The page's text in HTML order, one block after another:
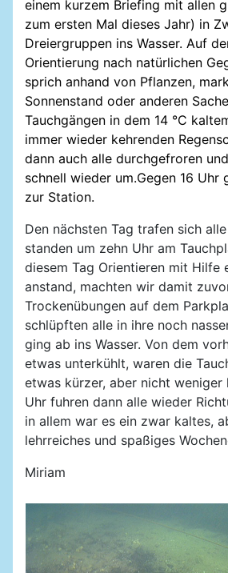
einem kurzem Briefing mit allen
zum ersten Mal dieses Jahr) in
Dreiergruppen ins Wasser. Auf
Orientierung nach natürlichen
sprich anhand von Pflanzen,
Sonnenstand oder anderen
Tauchgängen in dem 14 °C
immer wieder kehrenden
dann auch alle durchgefroren
schnell wieder um.Gegen 16 Uhr
zur Station.
Den nächsten Tag trafen sich
standen um zehn Uhr am
diesem Tag Orientieren mit Hilfe
anstand, machten wir damit
Trockenübungen auf dem
schlüpften alle in ihre noch
ging ab ins Wasser. Von dem
etwas unterkühlt, waren die
etwas kürzer, aber nicht weniger
Uhr fuhren dann alle wieder
in allem war es ein zwar kaltes,
lehrreiches und spaßiges
Miriam